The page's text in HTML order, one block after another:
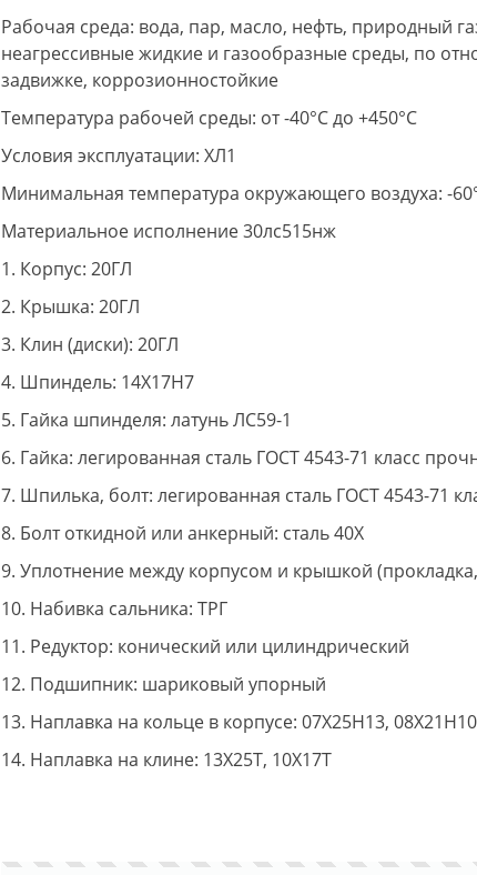
Рабочая среда: вода, пар, масло, нефть, природный
неагрессивные жидкие и газообразные среды, по
задвижке, коррозионностойкие
Температура рабочей среды: от -40°С до +450°С
Условия эксплуатации: ХЛ1
Минимальная температура окружающего воздуха: -
Материальное исполнение 30лс515нж
1. Корпус: 20ГЛ
2. Крышка: 20ГЛ
3. Клин (диски): 20ГЛ
4. Шпиндель: 14Х17Н7
5. Гайка шпинделя: латунь ЛС59-1
6. Гайка: легированная сталь ГОСТ 4543-71 класс
7. Шпилька, болт: легированная сталь ГОСТ 4543-71
8. Болт откидной или анкерный: сталь 40Х
9. Уплотнение между корпусом и крышкой
10. Набивка сальника: ТРГ
11. Редуктор: конический или цилиндрический
12. Подшипник: шариковый упорный
13. Наплавка на кольце в корпусе: 07Х25Н13,
14. Наплавка на клине: 13Х25Т, 10Х17Т